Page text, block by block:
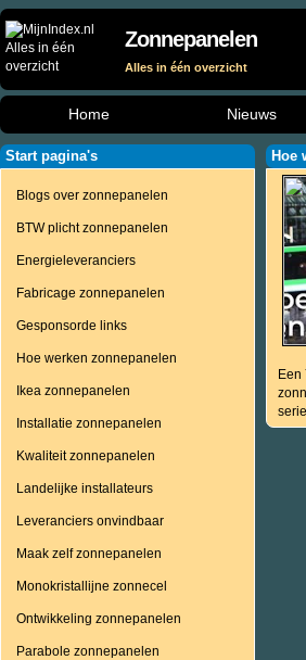
Zonnepanelen
Alles in één overzicht
Home Nieuws
Start pagina's
Blogs over zonnepanelen
BTW plicht zonnepanelen
Energieleveranciers
Fabricage zonnepanelen
Gesponsorde links
Hoe werken zonnepanelen
Ikea zonnepanelen
Installatie zonnepanelen
Kwaliteit zonnepanelen
Landelijke installateurs
Leveranciers onvindbaar
Maak zelf zonnepanelen
Monokristallijne zonnecel
Ontwikkeling zonnepanelen
Parabole zonnepanelen
Hoe
Een